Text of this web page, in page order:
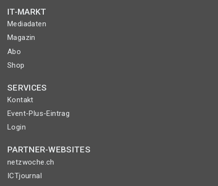
IT-MARKT
Mediadaten
Magazin
Abo
Shop
SERVICES
Kontakt
Event-Plus-Eintrag
Login
PARTNER-WEBSITES
netzwoche.ch
ICTjournal